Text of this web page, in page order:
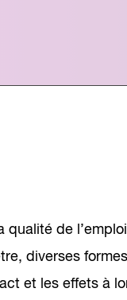
rapport
qualité de
diverses
et les effets à